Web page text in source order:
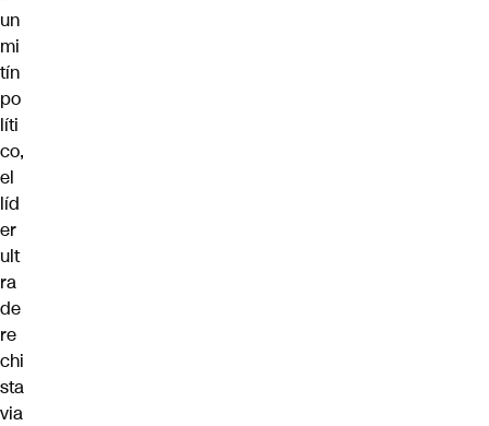
un
mi
tín
po
líti
co,
el
líd
er
ult
ra
de
re
chi
sta
via